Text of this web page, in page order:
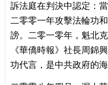
訴法庭在判決中認定：
二零零一年攻擊法輪功
謗。二零一零年，魁北
《華僑時報》社長周錦
功代言，是中共政府的海